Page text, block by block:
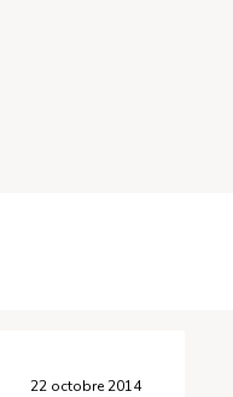
22 octobre 2014